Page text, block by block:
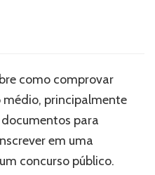
como comprovar
médio, principalmente
para
em uma
concurso público.